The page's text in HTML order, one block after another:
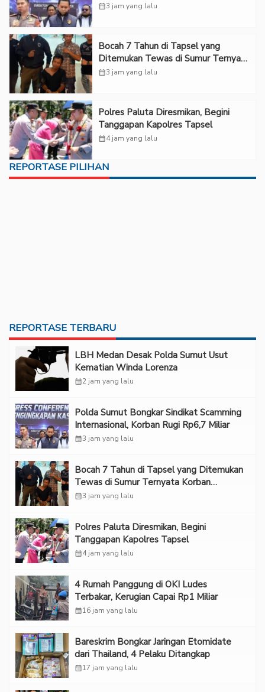
Rp6,7 Miliar
calendar_month3 jam yang lalu
Bocah 7 Tahun di Tapsel yang
Ditemukan Tewas di Sumur Ternyata
Korban Kekerasan Seksual
calendar_month3 jam yang lalu
Polres Paluta Diresmikan, Begini
Tanggapan Kapolres Tapsel
calendar_month4 jam yang lalu
REPORTASE PILIHAN
REPORTASE TERBARU
LBH Medan Desak Polda Sumut Usut
Kematian Winda Lorenza
calendar_month2 jam yang lalu
Polda Sumut Bongkar Sindikat Scamming
Internasional, Korban Rugi Rp6,7 Miliar
calendar_month3 jam yang lalu
Bocah 7 Tahun di Tapsel yang Ditemukan
Tewas di Sumur Ternyata Korban
Kekerasan Seksual
calendar_month3 jam yang lalu
Polres Paluta Diresmikan, Begini
Tanggapan Kapolres Tapsel
calendar_month4 jam yang lalu
‎4 Rumah Panggung di OKI Ludes
Terbakar, Kerugian Capai Rp1 Miliar
calendar_month16 jam yang lalu
Bareskrim Bongkar Jaringan Etomidate
dari Thailand, 4 Pelaku Ditangkap
calendar_month17 jam yang lalu